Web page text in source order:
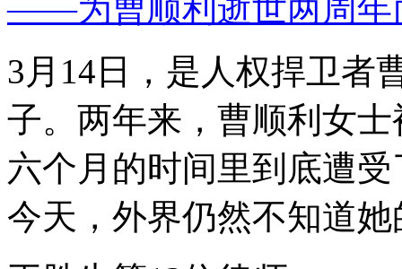
——为曹顺利逝世两周年
3月14日，是人权捍卫者
子。两年来，曹顺利女
六个月的时间里到底遭
今天，外界仍然不知道